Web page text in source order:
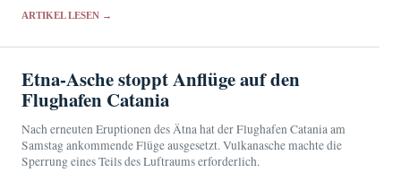
ARTIKEL LESEN →
Etna-Asche stoppt Anflüge auf den
Flughafen Catania
Nach erneuten Eruptionen des Ätna hat der Flughafen Catania am
Samstag ankommende Flüge ausgesetzt. Vulkanasche machte die
Sperrung eines Teils des Luftraums erforderlich.